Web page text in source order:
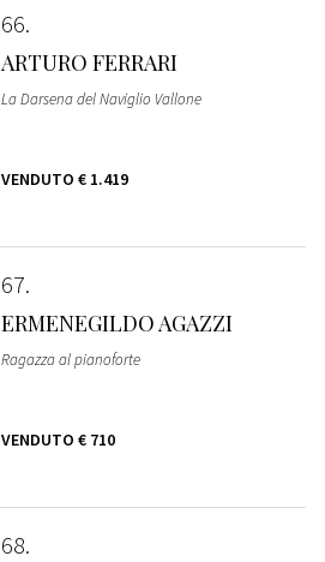
66
ARTURO FERRARI
La Darsena del Naviglio Vallone
VENDUTO € 1.419
67
ERMENEGILDO AGAZZI
Ragazza al pianoforte
VENDUTO € 710
68